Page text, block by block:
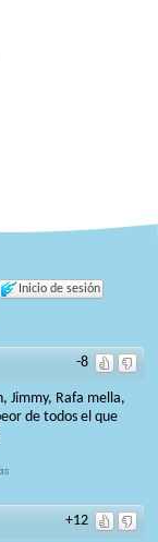
Inicio de sesión
-8
Jimmy, Rafa mella,
de todos el que
+12